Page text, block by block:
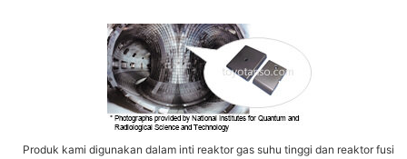
Produk kami digunakan dalam inti reaktor gas suhu tinggi dan reaktor fusi